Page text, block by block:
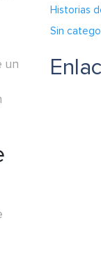
un
Historias
Sin